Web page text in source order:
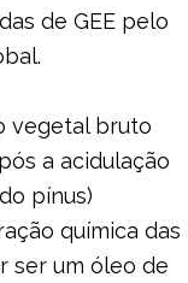
de GEE pelo
vegetal bruto
a acidulação
pínus)
química das
ser um óleo de